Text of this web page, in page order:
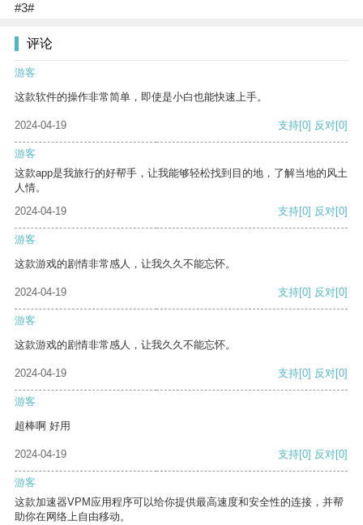
#3#
评论
游客
这款软件的操作非常简单，即使是小白也能快速上手。
2024-04-19 支持[0] 反对[0]
游客
这款app是我旅行的好帮手，让我能够轻松找到目的地，了解当地的风土
人情。
2024-04-19
支持[0] 反对[0]
游客
这款游戏的剧情非常感人，让我久久不能忘怀。
2024-04-19 支持[0] 反对[0]
游客
这款游戏的剧情非常感人，让我久久不能忘怀。
2024-04-19 支持[0] 反对[0]
游客
超棒啊 好用
2024-04-19 支持[0] 反对[0]
游客
这款加速器VPM应用程序可以给你提供最高速度和安全性的连接，并帮
助你在网络上自由移动。